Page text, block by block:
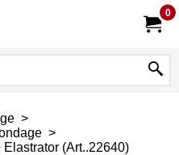
0
>
>
(Art..22640)